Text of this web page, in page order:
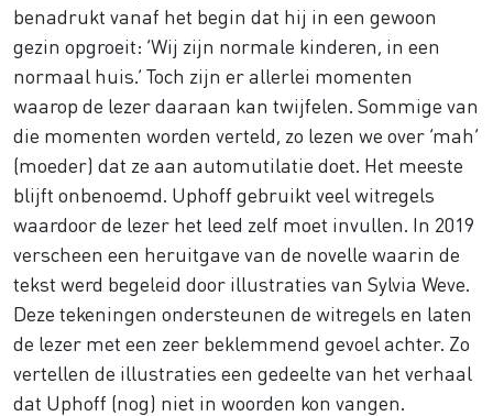
benadrukt vanaf het begin dat hij in een gewoon
gezin opgroeit: ‘Wij zijn normale kinderen, in een
normaal huis.’ Toch zijn er allerlei momenten
waarop de lezer daaraan kan twijfelen. Sommige van
die momenten worden verteld, zo lezen we over ‘mah’
(moeder) dat ze aan automutilatie doet. Het meeste
blijft onbenoemd. Uphoff gebruikt veel witregels
waardoor de lezer het leed zelf moet invullen. In 2019
verscheen een heruitgave van de novelle waarin de
tekst werd begeleid door illustraties van Sylvia Weve.
Deze tekeningen ondersteunen de witregels en laten
de lezer met een zeer beklemmend gevoel achter. Zo
vertellen de illustraties een gedeelte van het verhaal
dat Uphoff (nog) niet in woorden kon vangen.